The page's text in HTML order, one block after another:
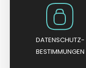
DATENSCHUTZ-
BESTIMMUNGEN